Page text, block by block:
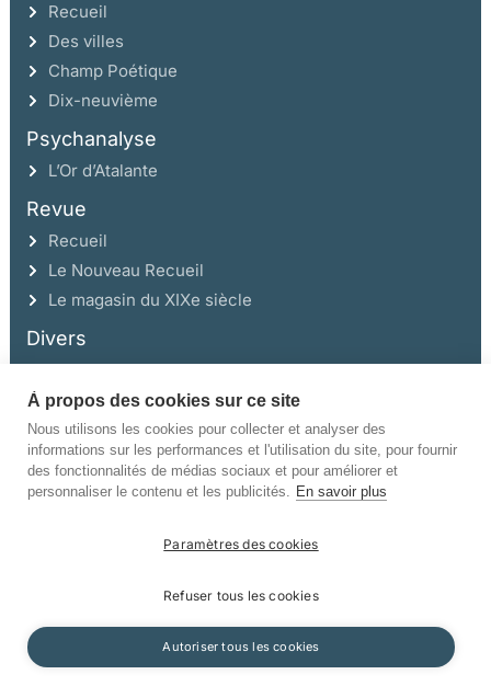
Recueil
Des villes
Champ Poétique
Dix-neuvième
Psychanalyse
L’Or d’Atalante
Revue
Recueil
Le Nouveau Recueil
Le magasin du XIXe siècle
Divers
Ce site a été réalisé avec l’aide de la Région Auvergne Rhône-Alpes et de la
Drac Rhône-Alpes.
©Champ Vallon. Tous droits réservés.
Mentions légalesPolitique de confidentialité
À propos des cookies sur ce site
Nous utilisons les cookies pour collecter et analyser des
informations sur les performances et l'utilisation du site, pour fournir
des fonctionnalités de médias sociaux et pour améliorer et
personnaliser le contenu et les publicités. En savoir plus
Paramètres des cookies
Refuser tous les cookies
Autoriser tous les cookies